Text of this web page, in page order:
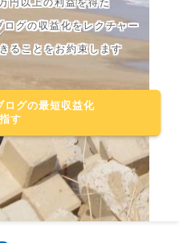
グの収益化をレクチャー
ることをお約束します
ログの最短収益化
す